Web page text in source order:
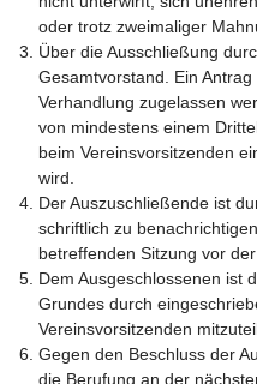
oder trotz zweimaliger
Über die Ausschließung
Gesamtvorstand. Ein
Verhandlung zugelassen
von mindestens einem
beim Vereinsvorsitzenden
wird.
Der Auszuschließende ist
schriftlich zu
betreffenden Sitzung vor
Dem Ausgeschlossenen ist
Grundes durch
Vereinsvorsitzenden
Gegen den Beschluss der
die Berufung an der